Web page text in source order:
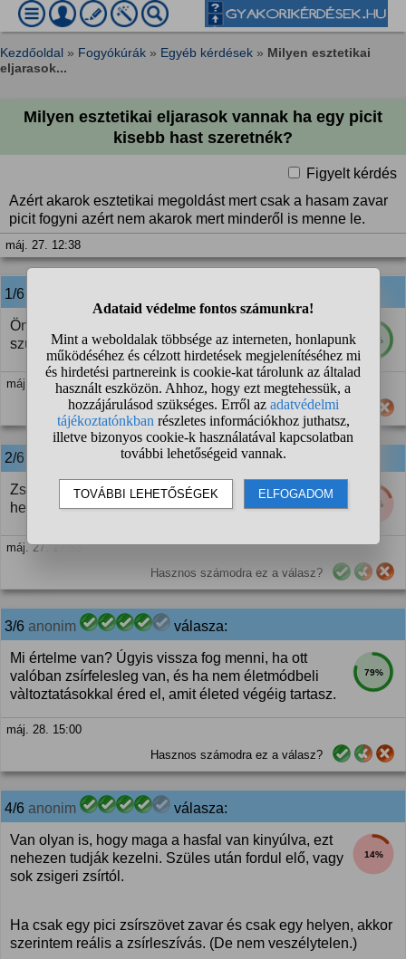
Kezdőoldal » Fogyókúrák » Egyéb kérdések » Milyen esztetikai
eljarasok...
Milyen esztetikai eljarasok vannak ha egy picit
kisebb hast szeretnék?
Figyelt kérdés
Azért akarok esztetikai megoldást mert csak a hasam zavar
picit fogyni azért nem akarok mert minderől is menne le.
máj. 27. 12:38
1/6
72%
Önelfogadás. Meg kell érteni hogy az a kis hasi zsír
szükséges a nöi hormonális egészséghez
máj. 27. 15:04
Hasznos számodra ez a válasz?
2/6 válasza:
19%
Zsírleszívás, 2,5-3 millióért már vannak megbízható
helyek
máj. 27. 17:53
Hasznos számodra ez a válasz?
3/6 anonim válasza:
79%
Mi értelme van? Úgyis vissza fog menni, ha ott
valóban zsírfelesleg van, és ha nem életmódbeli
vàltoztatásokkal éred el, amit életed végéig tartasz.
máj. 28. 15:00
Hasznos számodra ez a válasz?
4/6 anonim válasza:
14%
Van olyan is, hogy maga a hasfal van kinyúlva, ezt
nehezen tudják kezelni. Szüles után fordul elő, vagy
sok zsigeri zsírtól.
Ha csak egy pici zsírszövet zavar és csak egy helyen, akkor
szerintem reális a zsírleszívás. (De nem veszélytelen.)